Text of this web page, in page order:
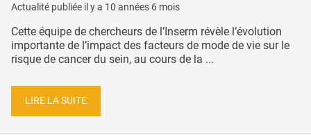
Actualité publiée il y a 10 années 6 mois
Cette équipe de chercheurs de l’Inserm révèle l’évolution
importante de l’impact des facteurs de mode de vie sur le
risque de cancer du sein, au cours de la ...
LIRE LA SUITE